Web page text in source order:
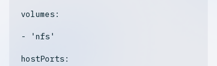
volumes:
- 'nfs'
hostPorts: